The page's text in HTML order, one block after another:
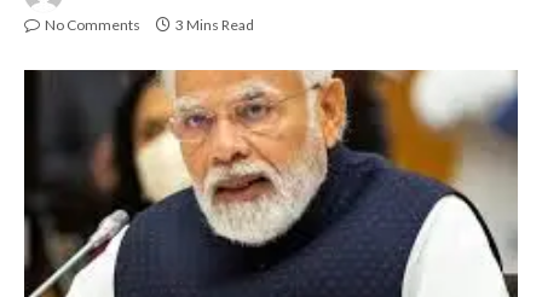
No Comments 3 Mins Read